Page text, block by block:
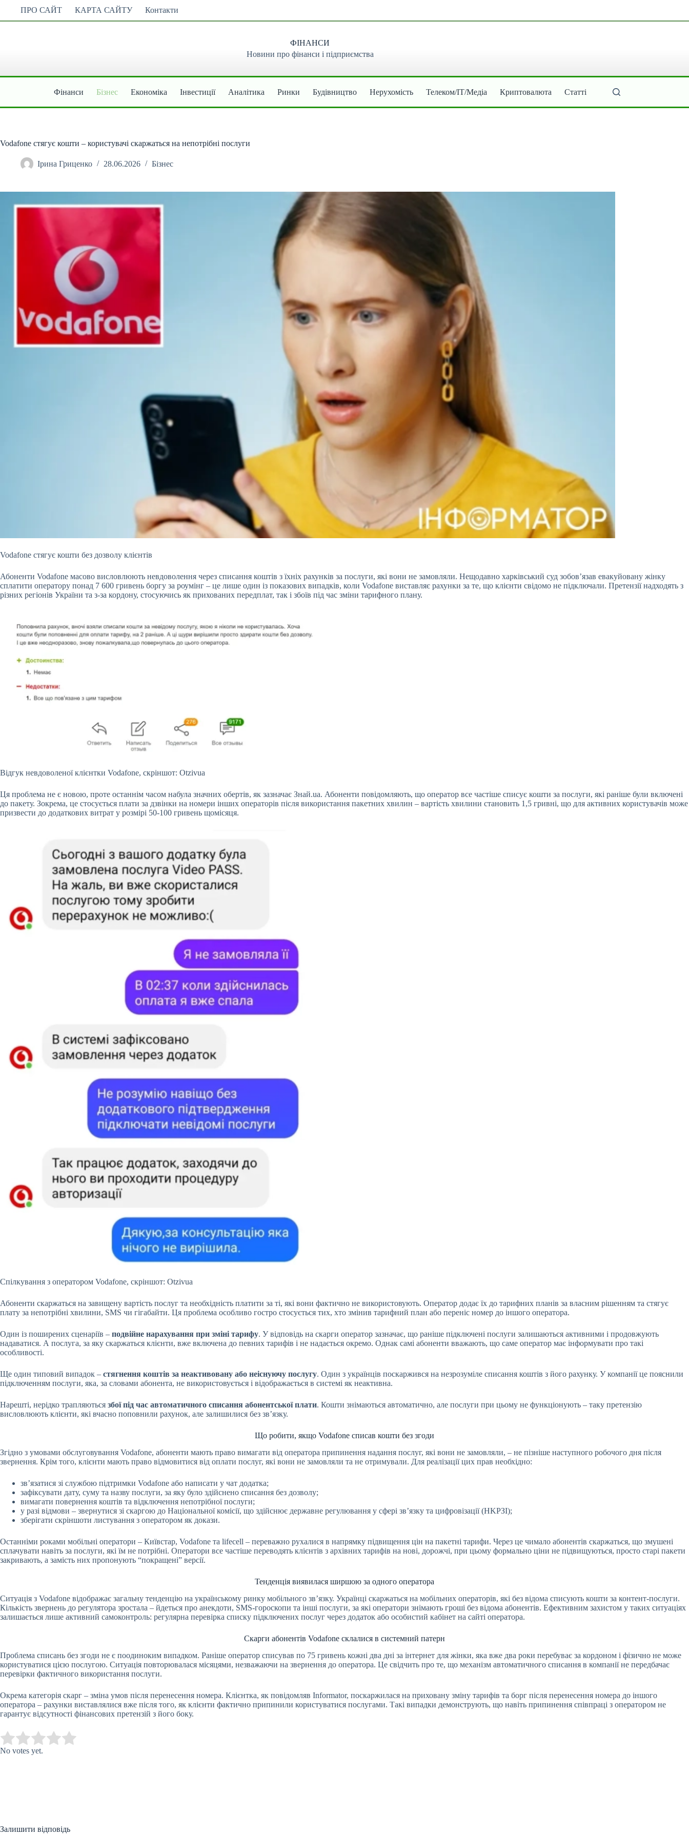
вмісту
ПРО САЙТ КАРТА САЙТУ Контакти
ФІНАНСИ
Новини про фінанси і підприємства
Фінанси Бізнес Економіка Інвестиції Аналітика Ринки Будівництво Нерухомість Телеком/ІТ/Медіа Криптовалюта Статті
Vodafone стягує кошти – користувачі скаржаться на непотрібні послуги
Ірина Гриценко 28.06.2026 Бізнес
Vodafone стягує кошти без дозволу клієнтів
Абоненти Vodafone масово висловлюють невдоволення через списання коштів з їхніх рахунків за послуги, які вони не замовляли. Нещодавно харківський суд зобов’язав евакуйовану жінку
сплатити оператору понад 7 600 гривень боргу за роумінг – це лише один із показових випадків, коли Vodafone виставляє рахунки за те, що клієнти свідомо не підключали. Претензії надходять з
різних регіонів України та з-за кордону, стосуючись як прихованих передплат, так і збоїв під час зміни тарифного плану.
Відгук невдоволеної клієнтки Vodafone, скріншот: Otzivua
Ця проблема не є новою, проте останнім часом набула значних обертів, як зазначає Знай.ua. Абоненти повідомляють, що оператор все частіше списує кошти за послуги, які раніше були включені
до пакету. Зокрема, це стосується плати за дзвінки на номери інших операторів після використання пакетних хвилин – вартість хвилини становить 1,5 гривні, що для активних користувачів може
призвести до додаткових витрат у розмірі 50-100 гривень щомісяця.
Спілкування з оператором Vodafone, скріншот: Otzivua
Абоненти скаржаться на завищену вартість послуг та необхідність платити за ті, які вони фактично не використовують. Оператор додає їх до тарифних планів за власним рішенням та стягує
плату за непотрібні хвилини, SMS чи гігабайти. Ця проблема особливо гостро стосується тих, хто змінив тарифний план або переніс номер до іншого оператора.
Один із поширених сценаріїв – подвійне нарахування при зміні тарифу. У відповідь на скарги оператор зазначає, що раніше підключені послуги залишаються активними і продовжують
надаватися. А послуга, за яку скаржаться клієнти, вже включена до певних тарифів і не надається окремо. Однак самі абоненти вважають, що саме оператор має інформувати про такі
особливості.
Ще один типовий випадок – стягнення коштів за неактивовану або неіснуючу послугу. Один з українців поскаржився на незрозуміле списання коштів з його рахунку. У компанії це пояснили
підключенням послуги, яка, за словами абонента, не використовується і відображається в системі як неактивна.
Нарешті, нерідко трапляються збої під час автоматичного списання абонентської плати. Кошти знімаються автоматично, але послуги при цьому не функціонують – таку претензію
висловлюють клієнти, які вчасно поповнили рахунок, але залишилися без зв’язку.
Що робити, якщо Vodafone списав кошти без згоди
Згідно з умовами обслуговування Vodafone, абоненти мають право вимагати від оператора припинення надання послуг, які вони не замовляли, – не пізніше наступного робочого дня після
звернення. Крім того, клієнти мають право відмовитися від оплати послуг, які вони не замовляли та не отримували. Для реалізації цих прав необхідно:
зв’язатися зі службою підтримки Vodafone або написати у чат додатка;
зафіксувати дату, суму та назву послуги, за яку було здійснено списання без дозволу;
вимагати повернення коштів та відключення непотрібної послуги;
у разі відмови – звернутися зі скаргою до Національної комісії, що здійснює державне регулювання у сфері зв’язку та цифровізації (НKРЗІ);
зберігати скріншоти листування з оператором як докази.
Останніми роками мобільні оператори – Київстар, Vodafone та lifecell – переважно рухалися в напрямку підвищення цін на пакетні тарифи. Через це чимало абонентів скаржаться, що змушені
сплачувати навіть за послуги, які їм не потрібні. Оператори все частіше переводять клієнтів з архівних тарифів на нові, дорожчі, при цьому формально ціни не підвищуються, просто старі пакети
закривають, а замість них пропонують “покращені” версії.
Тенденція виявилася ширшою за одного оператора
Ситуація з Vodafone відображає загальну тенденцію на українському ринку мобільного зв’язку. Українці скаржаться на мобільних операторів, які без відома списують кошти за контент-послуги.
Кількість звернень до регулятора зростала – йдеться про анекдоти, SMS-гороскопи та інші послуги, за які оператори знімають гроші без відома абонентів. Ефективним захистом у таких ситуаціях
залишається лише активний самоконтроль: регулярна перевірка списку підключених послуг через додаток або особистий кабінет на сайті оператора.
Скарги абонентів Vodafone склалися в системний патерн
Проблема списань без згоди не є поодиноким випадком. Раніше оператор списував по 75 гривень кожні два дні за інтернет для жінки, яка вже два роки перебуває за кордоном і фізично не може
користуватися цією послугою. Ситуація повторювалася місяцями, незважаючи на звернення до оператора. Це свідчить про те, що механізм автоматичного списання в компанії не передбачає
перевірки фактичного використання послуги.
Окрема категорія скарг – зміна умов після перенесення номера. Клієнтка, як повідомляв Informator, поскаржилася на приховану зміну тарифів та борг після перенесення номера до іншого
оператора – рахунки виставлялися вже після того, як клієнти фактично припинили користуватися послугами. Такі випадки демонструють, що навіть припинення співпраці з оператором не
гарантує відсутності фінансових претензій з його боку.
Rate this item:
No votes yet.
Залишити відповідь